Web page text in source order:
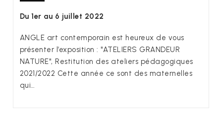
Du 1er au 6 juillet 2022
ANGLE art contemporain est heureux de vous
présenter l’exposition : "ATELIERS GRANDEUR
NATURE", Restitution des ateliers pédagogiques
2021/2022 Cette année ce sont des maternelles
qui…